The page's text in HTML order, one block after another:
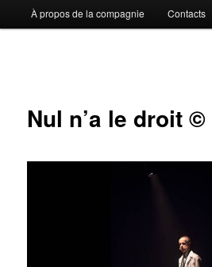
À propos de la compagnie Contacts
Nul n’a le droit